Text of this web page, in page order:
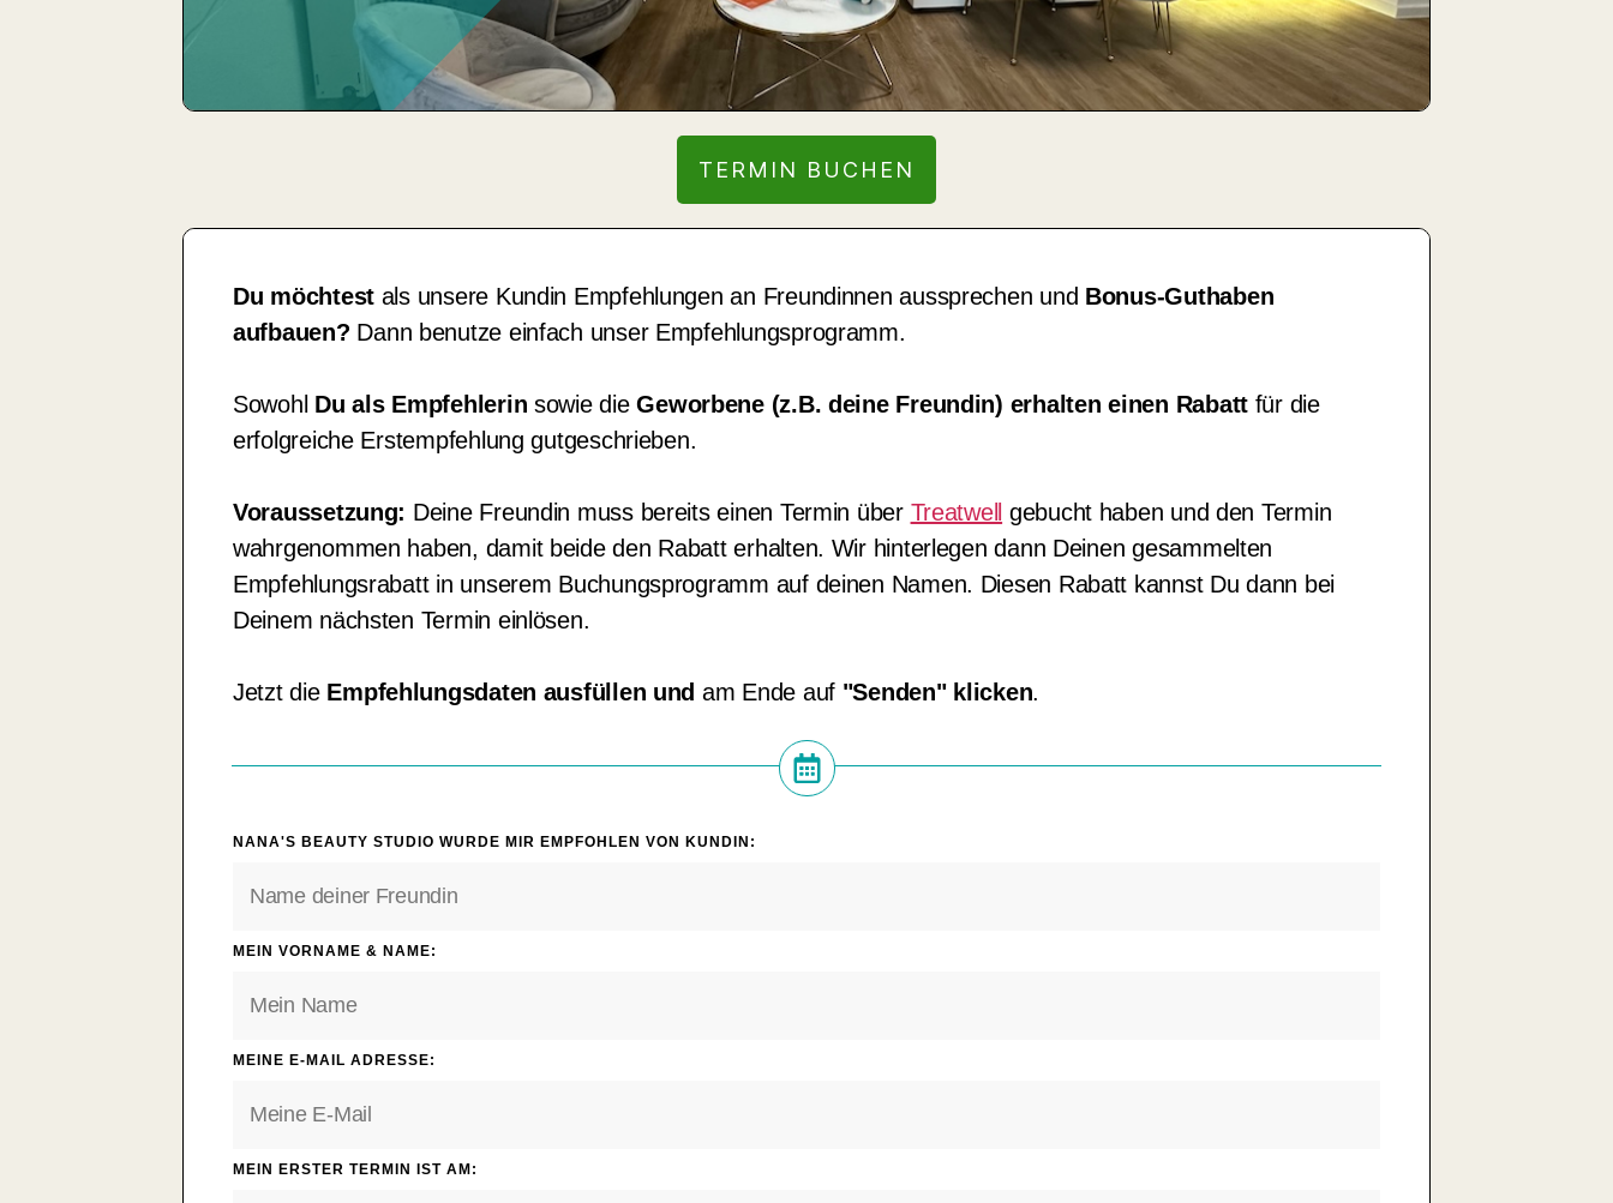
TERMIN BUCHEN
Du möchtest als unsere Kundin Empfehlungen an Freundinnen aussprechen und Bonus-Guthaben
aufbauen? Dann benutze einfach unser Empfehlungsprogramm.
Sowohl Du als Empfehlerinsowie dieGeworbene (z.B. deine Freundin) erhalten einen Rabatt für die
erfolgreiche Erstempfehlung gutgeschrieben.
Voraussetzung: Deine Freundin muss bereits einen Termin über Treatwell gebucht haben und den Termin
wahrgenommen haben, damit beide den Rabatt erhalten. Wir hinterlegen dann Deinen gesammelten
Empfehlungsrabatt in unserem Buchungsprogramm auf deinen Namen. Diesen Rabatt kannst Du dann bei
Deinem nächsten Termin einlösen.
Jetzt die Empfehlungsdaten ausfüllen und am Ende auf "Senden" klicken.
NANA'S BEAUTY STUDIO WURDE MIR EMPFOHLEN VON KUNDIN:
MEIN VORNAME & NAME:
MEINE E-MAIL ADRESSE:
MEIN ERSTER TERMIN IST AM: